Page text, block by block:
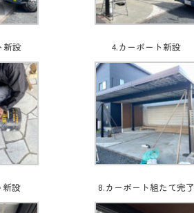
新設 4.カーポート新設
新設 8.カーポート組たて完了